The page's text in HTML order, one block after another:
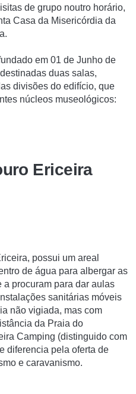
de grupo noutro horário,
Casa da Misericórdia da
em 01 de Junho de
duas salas,
divisões do edifício, que
núcleos museológicos:
Ericeira
possui um areal
de água para albergar as
a procuram para dar aulas
sanitárias móveis
não vigiada, mas com
da Praia do
Camping (distinguido com
diferencia pela oferta de
e caravanismo.